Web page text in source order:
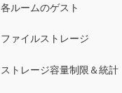
各ルームのゲスト
ファイルストレージ
ストレージ容量制限＆統計